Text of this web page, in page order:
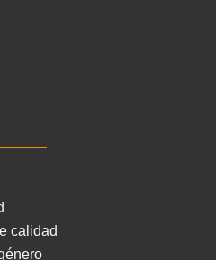
calidad